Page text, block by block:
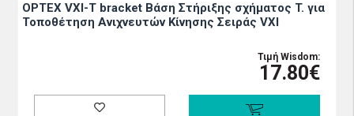
OPTEX VXI-T bracket Βάση Στήριξης σχήματος T. για
Τοποθέτηση Ανιχνευτών Κίνησης Σειράς VXI
Τιμή Wisdom:
17.80€